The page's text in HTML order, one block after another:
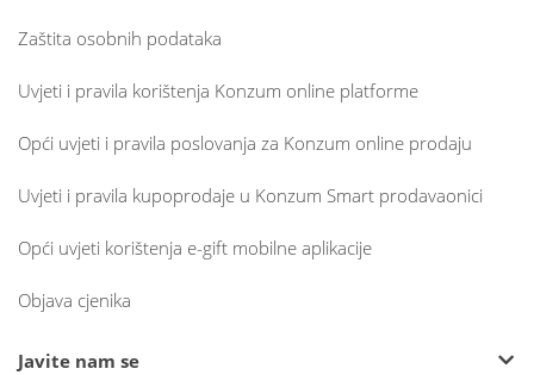
Zaštita osobnih podataka
Uvjeti i pravila korištenja Konzum online platforme
Opći uvjeti i pravila poslovanja za Konzum online prodaju
Uvjeti i pravila kupoprodaje u Konzum Smart prodavaonici
Opći uvjeti korištenja e-gift mobilne aplikacije
Objava cjenika
Javite nam se